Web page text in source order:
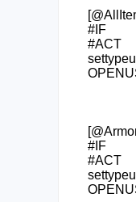
#IF
#ACT
#IF
#ACT